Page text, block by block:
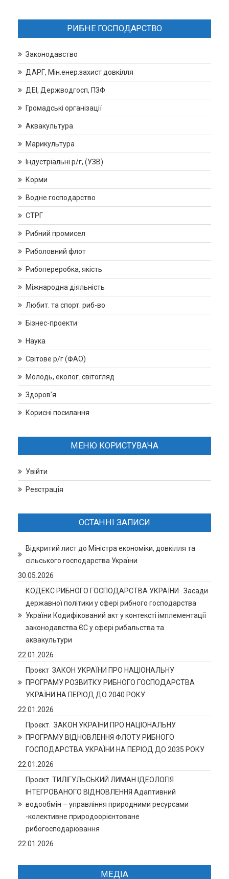
РИБНЕ ГОСПОДАРСТВО
Законодавство
ДАРГ, Мін.енер.захист довкілля
ДЕІ, Держводгосп, ПЗФ
Громадські організації
Аквакультура
Марикультура
Індустріальні р/г, (УЗВ)
Корми
Водне господарство
СТРГ
Рибний промисел
Риболовний флот
Рибопереробка, якість
Міжнародна діяльність
Любит. та спорт. риб-во
Бізнес-проекти
Наука
Світове р/г (ФАО)
Молодь, еколог. світогляд
Здоров’я
Корисні посилання
МЕНЮ КОРИСТУВАЧА
Увійти
Реєстрація
ОСТАННІ ЗАПИСИ
Відкритий лист до Міністра економіки, довкілля та
сільського господарства України
30.05.2026
КОДЕКС РИБНОГО ГОСПОДАРСТВА УКРАЇНИ Засади
державної політики у сфері рибного господарства
України Кодифікований акт у контексті імплементації
законодавства ЄС у сфері рибальства та
аквакультури
22.01.2026
Проєкт ЗАКОН УКРАЇНИ ПРО НАЦІОНАЛЬНУ
ПРОГРАМУ РОЗВИТКУ РИБНОГО ГОСПОДАРСТВА
УКРАЇНИ НА ПЕРІОД ДО 2040 РОКУ
22.01.2026
Проєкт. ЗАКОН УКРАЇНИ ПРО НАЦІОНАЛЬНУ
ПРОГРАМУ ВІДНОВЛЕННЯ ФЛОТУ РИБНОГО
ГОСПОДАРСТВА УКРАЇНИ НА ПЕРІОД ДО 2035 РОКУ
22.01.2026
Проєкт. ТИЛІГУЛЬСЬКИЙ ЛИМАН ІДЕОЛОГІЯ
ІНТЕГРОВАНОГО ВІДНОВЛЕННЯ Адаптивний
водообмін – управління природними ресурсами
-колективне природоорієнтоване
рибогосподарювання
22.01.2026
МЕДІА